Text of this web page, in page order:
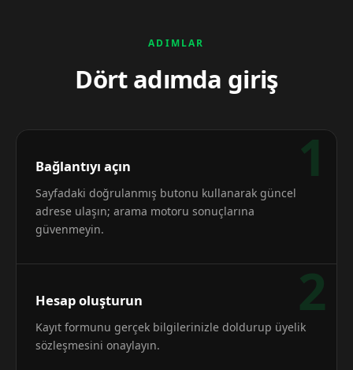
ADIMLAR
Dört adımda giriş
1
Bağlantıyı açın
Sayfadaki doğrulanmış butonu kullanarak güncel
adrese ulaşın; arama motoru sonuçlarına
güvenmeyin.
2
Hesap oluşturun
Kayıt formunu gerçek bilgilerinizle doldurup üyelik
sözleşmesini onaylayın.